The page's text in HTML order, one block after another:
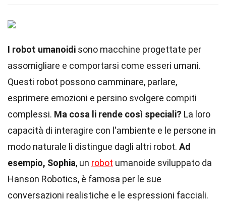
I robot umanoidi sono macchine progettate per
assomigliare e comportarsi come esseri umani.
Questi robot possono camminare, parlare,
esprimere emozioni e persino svolgere compiti
complessi. Ma cosa li rende così speciali? La loro
capacità di interagire con l'ambiente e le persone in
modo naturale li distingue dagli altri robot. Ad
esempio, Sophia, un robot umanoide sviluppato da
Hanson Robotics, è famosa per le sue
conversazioni realistiche e le espressioni facciali.